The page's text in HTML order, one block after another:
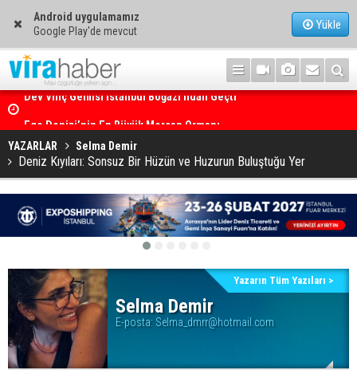
Android uygulamamız
Google Play'de mevcut
Yükle
YAZARLAR Selma Demir
Deniz Kıyıları: Sonsuz Bir Hüzün ve Huzurun Buluştuğu Yer
Selma Demir
E-posta: Selma_dmrr@hotmail.com
Yazarın Tüm Yazıları >